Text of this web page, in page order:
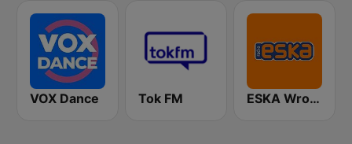
VOX Dance Tok FM ESKA Wrocław